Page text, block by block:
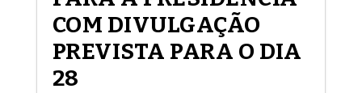
COM DIVULGAÇÃO
PREVISTA PARA O DIA
28